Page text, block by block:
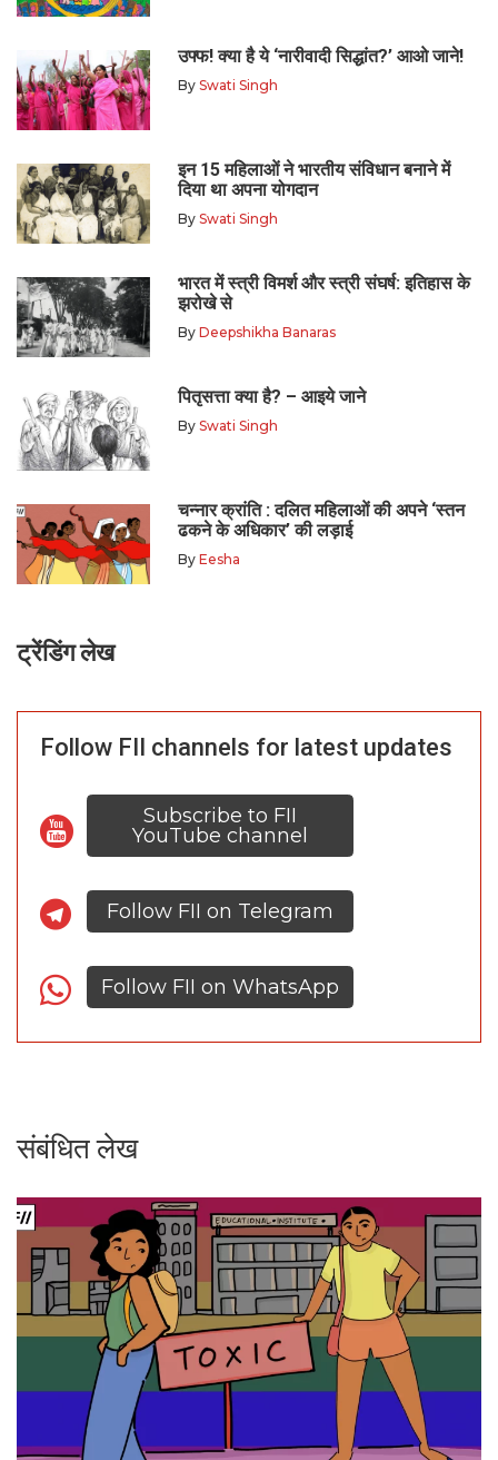
उफ्फ! क्या है ये ‘नारीवादी सिद्धांत?’ आओ जाने!
By Swati Singh
इन 15 महिलाओं ने भारतीय संविधान बनाने में
दिया था अपना योगदान
By Swati Singh
भारत में स्त्री विमर्श और स्त्री संघर्ष: इतिहास के
झरोखे से
By Deepshikha Banaras
पितृसत्ता क्या है? – आइये जाने
By Swati Singh
चन्नार क्रांति : दलित महिलाओं की अपने ‘स्तन
ढकने के अधिकार’ की लड़ाई
By Eesha
ट्रेंडिंग लेख
Follow FII channels for latest updates
Subscribe to FII
YouTube channel
Follow FII on Telegram
Follow FII on WhatsApp
संबंधित लेख